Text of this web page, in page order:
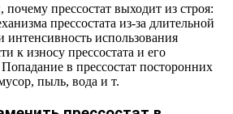
прессостат выходит из строя:
прессостата из-за длительной
интенсивность использования
к износу прессостата и его
в прессостат посторонних
пыль, вода и т.